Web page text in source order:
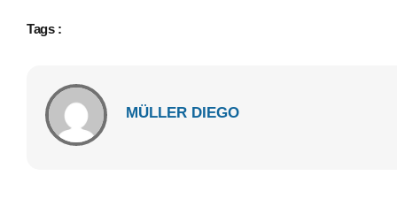
Tags :
MÜLLER DIEGO